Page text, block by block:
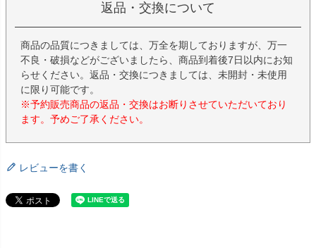
返品・交換について
商品の品質につきましては、万全を期しておりますが、万一
不良・破損などがございましたら、商品到着後7日以内にお知
らせください。返品・交換につきましては、未開封・未使用
に限り可能です。
※予約販売商品の返品・交換はお断りさせていただいており
ます。予めご了承ください。
レビューを書く